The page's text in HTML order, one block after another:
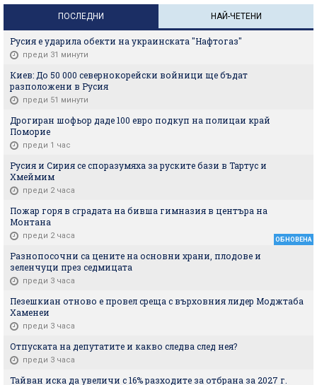
ПОСЛЕДНИ НАЙ-ЧЕТЕНИ
Русия е ударила обекти на украинската "Нафтогаз"
преди 31 минути
Киев: До 50 000 севернокорейски войници ще бъдат
разположени в Русия
преди 51 минути
Дрогиран шофьор даде 100 евро подкуп на полицаи край
Поморие
преди 1 час
Русия и Сирия се споразумяха за руските бази в Тартус и
Хмеймим
преди 2 часа
Пожар горя в сградата на бивша гимназия в центъра на
Монтана
преди 2 часа ОБНОВЕНА
Разнопосочни са цените на основни храни, плодове и
зеленчуци през седмицата
преди 3 часа
Пезешкиан отново е провел среща с върховния лидер Моджтаба
Хаменеи
преди 3 часа
Отпуската на депутатите и какво следва след нея?
преди 3 часа
Тайван иска да увеличи с 16% разходите за отбрана за 2027 г.